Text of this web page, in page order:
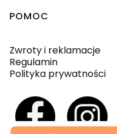
POMOC
Zwroty i reklamacje
Regulamin
Polityka prywatności